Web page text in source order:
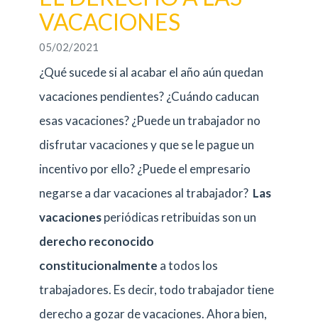
VACACIONES
05/02/2021
¿Qué sucede si al acabar el año aún quedan
vacaciones pendientes? ¿Cuándo caducan
esas vacaciones? ¿Puede un trabajador no
disfrutar vacaciones y que se le pague un
incentivo por ello? ¿Puede el empresario
negarse a dar vacaciones al trabajador? Las
vacacionesperiódicas retribuidas son un
derecho reconocido
constitucionalmente a todos los
trabajadores. Es decir, todo trabajador tiene
derecho a gozar de vacaciones. Ahora bien,